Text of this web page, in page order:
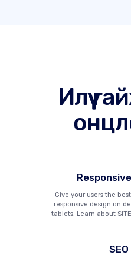
Илүү
Give your users the
responsive design on
tablets. Learn about